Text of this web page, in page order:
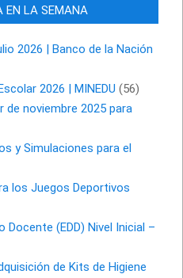
EN LA SEMANA
2026 | Banco de la Nación
2026 | MINEDU (56)
de noviembre 2025 para
y Simulaciones para el
los Juegos Deportivos
Docente (EDD) Nivel Inicial –
de Kits de Higiene